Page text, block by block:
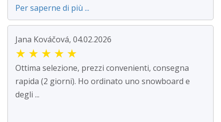
Per saperne di più ...
Jana Kováčová, 04.02.2026
★ ★ ★ ★ ★
Ottima selezione, prezzi convenienti, consegna
rapida (2 giorni). Ho ordinato uno snowboard e
degli ...